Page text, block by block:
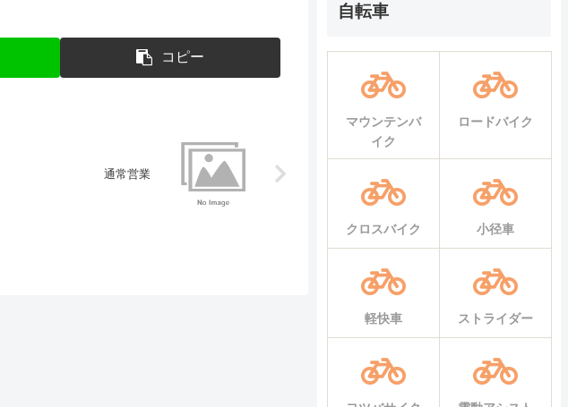
コピー
通常営業
自転車
マウンテンバ
イク
ロードバイク
クロスバイク 小径車
軽快車 ストライダー